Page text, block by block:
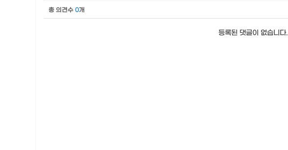
총 의견수 0개
등록된 댓글이 없습니다.